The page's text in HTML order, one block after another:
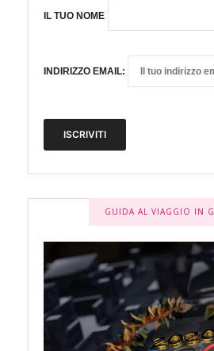
IL TUO NOME
INDIRIZZO EMAIL:
GUIDA AL VIAGGIO IN